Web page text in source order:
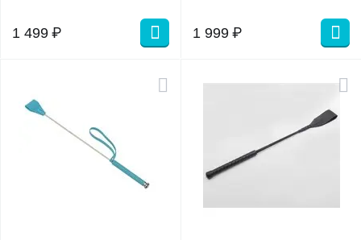
1 499 ₽ 1 999 ₽